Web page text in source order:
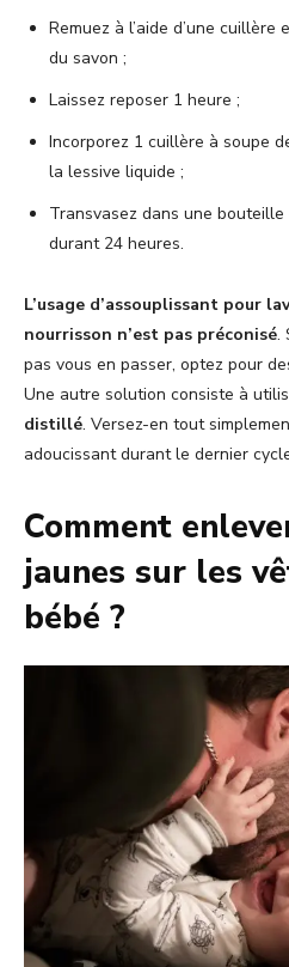
Remuez à l’aide d’une cuillère
du savon ;
Laissez reposer 1 heure ;
Incorporez 1 cuillère à soupe
la lessive liquide ;
Transvasez dans une
durant 24 heures.
L’usage d’assouplissant pour
nourrisson n’est pas préconisé.
pas vous en passer, optez pour
Une autre solution consiste à
distillé. Versez-en tout
adoucissant durant le dernier
Comment
jaunes sur les
bébé ?